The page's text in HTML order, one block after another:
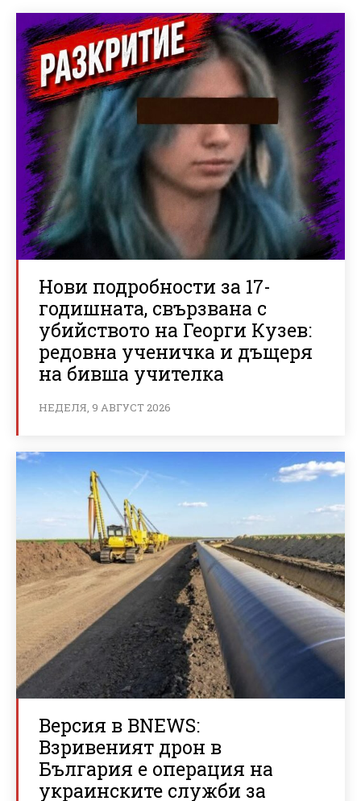
Нови подробности за 17-
годишната, свързвана с
убийството на Георги Кузев:
редовна ученичка и дъщеря
на бивша учителка
НЕДЕЛЯ, 9 АВГУСТ 2026
Версия в BNEWS:
Взривеният дрон в
България е операция на
украинските служби за